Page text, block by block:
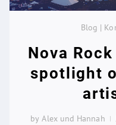
Blog |
Nova
spotlight
by Alex und Hannah